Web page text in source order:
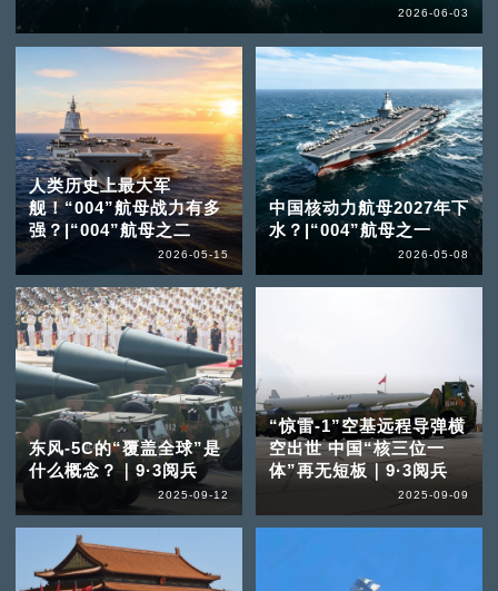
2026-06-03
人类历史上最大军
舰！“004”航母战力有多
强？|“004”航母之二
2026-05-15
中国核动力航母2027年下
水？|“004”航母之一
2026-05-08
东风-5C的“覆盖全球”是
什么概念？｜9·3阅兵
2025-09-12
“惊雷-1”空基远程导弹横
空出世 中国“核三位一
体”再无短板｜9·3阅兵
2025-09-09